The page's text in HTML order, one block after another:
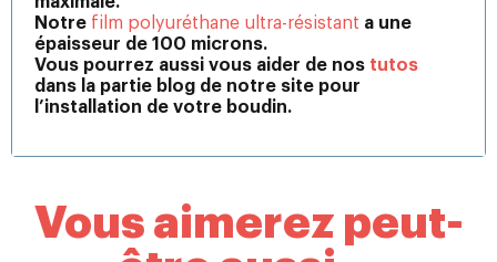
Notre film polyuréthane ultra-résistant a une
épaisseur de 100 microns.
Vous pourrez aussi vous aider de nos tutos
dans la partie blog de notre site pour
l’installation de votre boudin.
Vous aimerez peut-